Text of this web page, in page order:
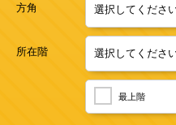
方角
所在階
最上階